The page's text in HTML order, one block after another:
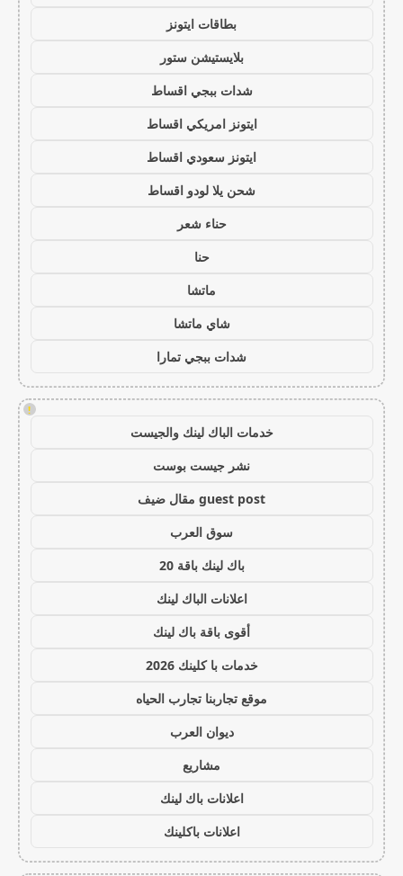
بطاقات ايتونز
بلايستيشن ستور
شدات ببجي اقساط
ايتونز امريكي اقساط
ايتونز سعودي اقساط
شحن يلا لودو اقساط
حناء شعر
حنا
ماتشا
شاي ماتشا
شدات ببجي تمارا
!
خدمات الباك لينك والجيست
نشر جيست بوست
guest post مقال ضيف
سوق العرب
باك لينك باقة 20
اعلانات الباك لينك
أقوى باقة باك لينك
خدمات با كلينك 2026
موقع تجاربنا تجارب الحياه
ديوان العرب
مشاريع
اعلانات باك لينك
اعلانات باكلينك